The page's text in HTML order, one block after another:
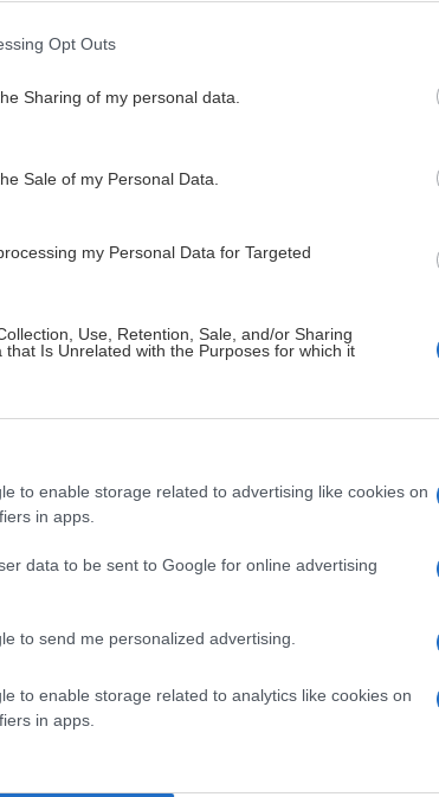
Opt Outs
Sharing of my personal data.
Sale of my Personal Data.
my Personal Data for Targeted
Use, Retention, Sale, and/or Sharing
that Is Unrelated with the Purposes for which it
to enable storage related to advertising like cookies on
in apps.
data to be sent to Google for online advertising
to send me personalized advertising.
to enable storage related to analytics like cookies on
in apps.
2027